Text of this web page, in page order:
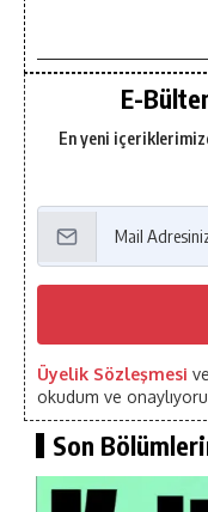
E-
En yeni
Üyelik Sözleşmesi ve
okudum ve
Son